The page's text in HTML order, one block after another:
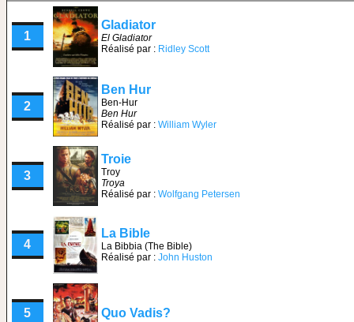
1
Gladiator
El Gladiator
Réalisé par : Ridley Scott
2
Ben Hur
Ben-Hur
Ben Hur
Réalisé par : William Wyler
3
Troie
Troy
Troya
Réalisé par : Wolfgang Petersen
4
La Bible
La Bibbia (The Bible)
Réalisé par : John Huston
5 Quo Vadis?